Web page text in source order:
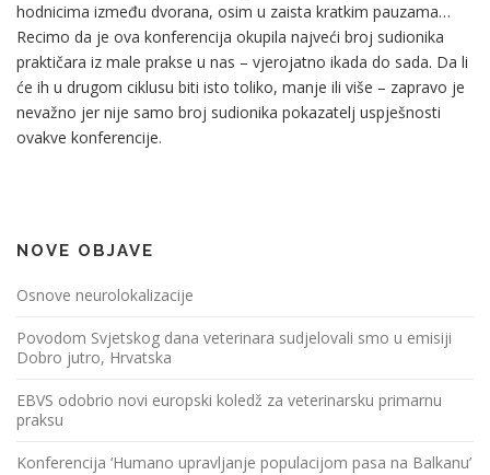
hodnicima između dvorana, osim u zaista kratkim pauzama…
Recimo da je ova konferencija okupila najveći broj sudionika
praktičara iz male prakse u nas – vjerojatno ikada do sada. Da li
će ih u drugom ciklusu biti isto toliko, manje ili više – zapravo je
nevažno jer nije samo broj sudionika pokazatelj uspješnosti
ovakve konferencije.
NOVE OBJAVE
Osnove neurolokalizacije
Povodom Svjetskog dana veterinara sudjelovali smo u emisiji
Dobro jutro, Hrvatska
EBVS odobrio novi europski koledž za veterinarsku primarnu
praksu
Konferencija ‘Humano upravljanje populacijom pasa na Balkanu’